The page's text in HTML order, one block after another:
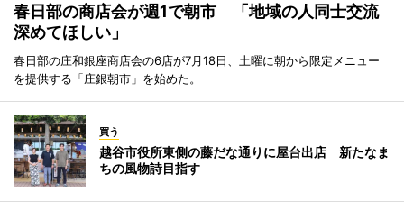
春日部の商店会が週1で朝市 「地域の人同士交流
深めてほしい」
春日部の庄和銀座商店会の6店が7月18日、土曜に朝から限定メニュー
を提供する「庄銀朝市」を始めた。
買う
越谷市役所東側の藤だな通りに屋台出店 新たなま
ちの風物詩目指す